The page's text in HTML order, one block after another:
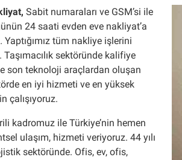
,Sabit numaraları ve GSM’si ile
24 saati evden eve nakliyat’a
tüm nakliye işlerini
sektöründe kalifiye
son teknoloji araçlardan oluşan
en iyi hizmeti ve en yüksek
çalışıyoruz.
kadromuz ile Türkiye’nin hemen
ulaşım, hizmeti veriyoruz. 44 yılı
sektöründe. Ofis, ev, ofis,